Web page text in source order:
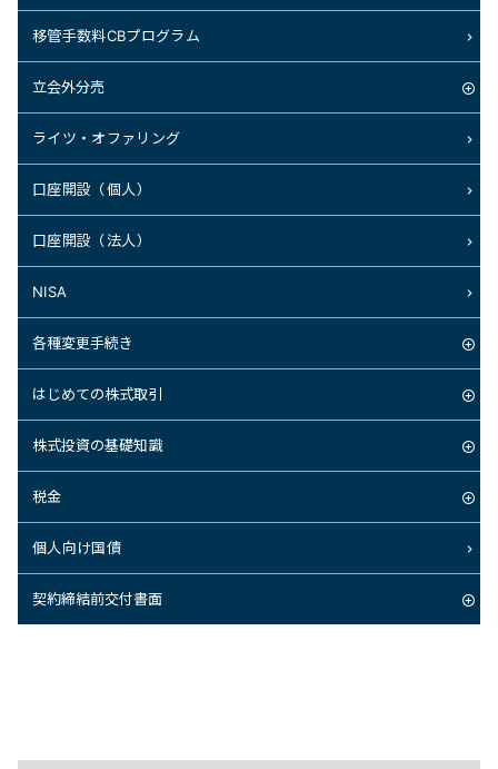
移管手数料CBプログラム
立会外分売
ライツ・オファリング
口座開設（個人）
口座開設（法人）
NISA
各種変更手続き
はじめての株式取引
株式投資の基礎知識
税金
個人向け国債
契約締結前交付書面